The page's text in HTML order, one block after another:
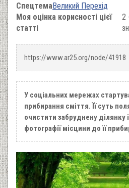
СпецтемаВеликий Перехід
Моя оцінка корисності цієї
статті
2
https://www.ar25.org/node/41918
У соціальних мережах
прибирання сміття. Її суть
очистити забруднену ділянку
фотографії місцини до її